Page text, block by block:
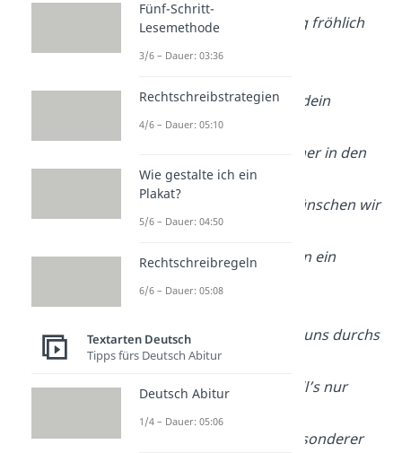
soll dein Geburtstag fröhlich
sein.
Dein Herz ist groß, dein
Lächeln warm,
du nimmst uns immer in den
Arm.
Zum Geburtstag wünschen wir
dir Glück,
und geben dir davon ein
großes Stück.
Deine Wärme trägt uns durchs
Leben,
zum Geburtstag soll’s nur
Oma, du bist ein besonderer
Fünf-Schritt-
Lesemethode
3/6 – Dauer: 03:36
Rechtschreibstrategien
4/6 – Dauer: 05:10
Wie gestalte ich ein
Plakat?
5/6 – Dauer: 04:50
Rechtschreibregeln
6/6 – Dauer: 05:08
Textarten Deutsch
Tipps fürs Deutsch Abitur
Deutsch Abitur
1/4 – Dauer: 05:06